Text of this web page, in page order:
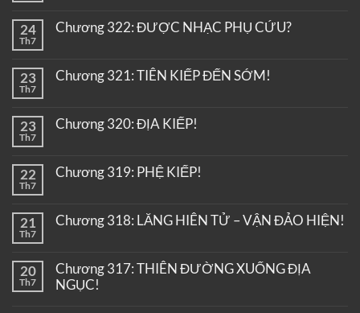
24
Th7
Chương 322: ĐƯỢC NHẠC PHỤ CỨU?
23
Th7
Chương 321: TIÊN KIẾP ĐẾN SỚM!
23
Th7
Chương 320: ĐỊA KIẾP!
22
Th7
Chương 319: PHỆ KIẾP!
21
Th7
Chương 318: LĂNG HIÊN TỬ – VẬN ĐẢO HIỆN!
20
Th7
Chương 317: THIÊN ĐƯỜNG XUỐNG ĐỊA
NGỤC!